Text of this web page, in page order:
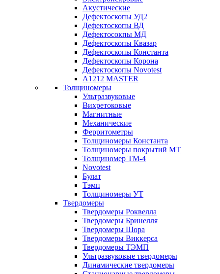
Акустические
Дефектоскопы УД2
Дефектоскопы ВД
Дефектосокпы МД
Дефектоскопы Квазар
Дефектоскопы Константа
Дефектоскопы Корона
Дефектоскопы Novotest
А1212 MASTER
Толщиномеры
Ультразвуковые
Вихретоковые
Магнитные
Механические
Ферритометры
Толщиномеры Константа
Толщиномеры покрытий МТ
Толщиномер ТМ-4
Novotest
Булат
Тэмп
Толщиномеры УТ
Твердомеры
Твердомеры Роквелла
Твердомеры Бринелля
Твердомеры Шора
Твердомеры Виккерса
Твердомеры ТЭМП
Ультразвуковые твердомеры
Динамические твердомеры